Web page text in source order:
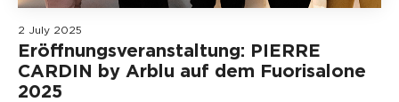
2 July 2025
Eröffnungsveranstaltung: PIERRE
CARDIN by Arblu auf dem Fuorisalone
2025